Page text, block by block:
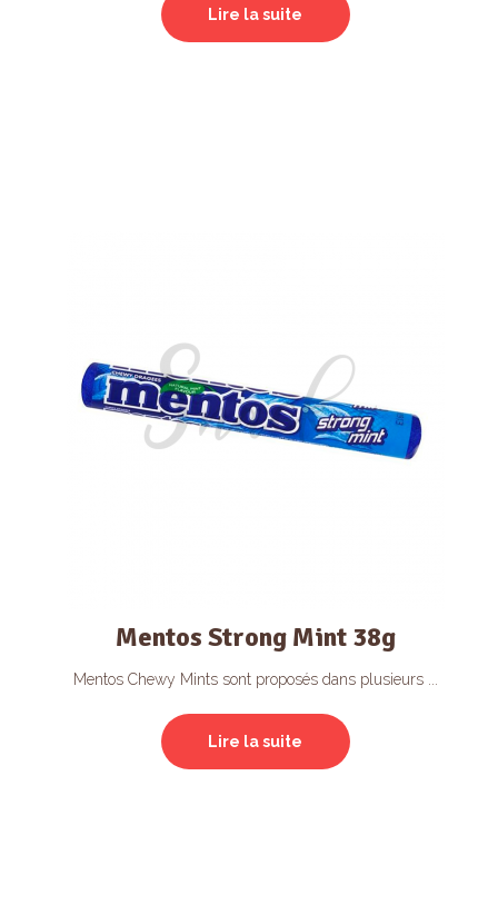
Lire la suite
Mentos Strong Mint 38g
Mentos Chewy Mints sont proposés dans plusieurs ...
Lire la suite